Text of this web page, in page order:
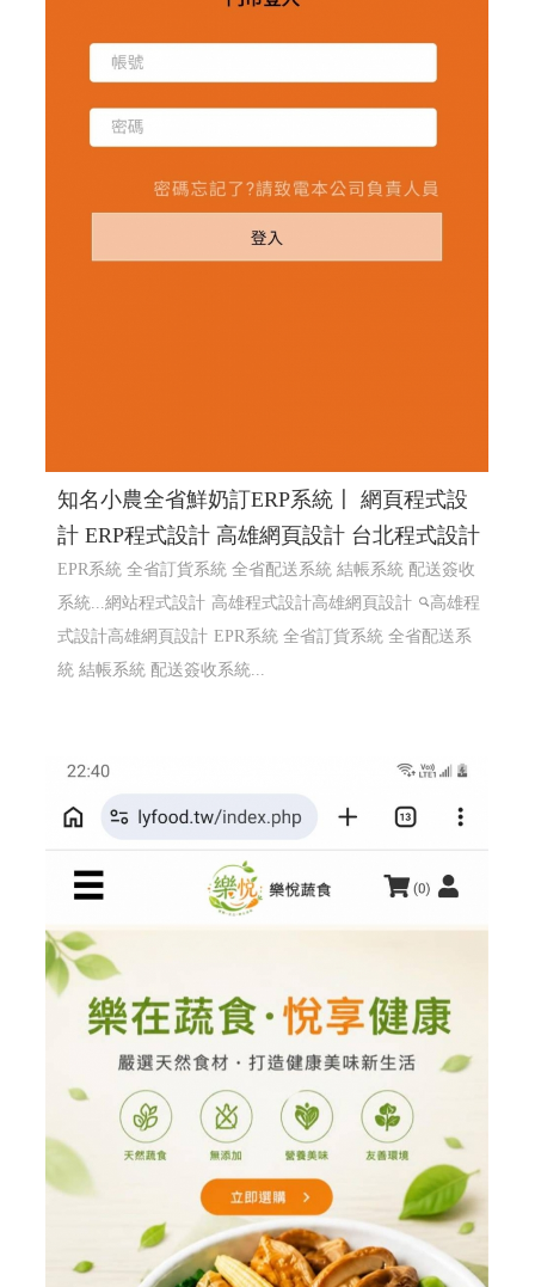
知名小農全省鮮奶訂ERP系統〡 網頁程式設
計 ERP程式設計 高雄網頁設計 台北程式設計
EPR系統 全省訂貨系統 全省配送系統 結帳系統 配送簽收
系統...網站程式設計 高雄程式設計高雄網頁設計
高雄程
式設計高雄網頁設計 EPR系統 全省訂貨系統 全省配送系
統 結帳系統 配送簽收系統...